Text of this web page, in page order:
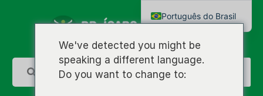
We've detected you might be
speaking a different language.
Do you want to change to:
Português do Brasil